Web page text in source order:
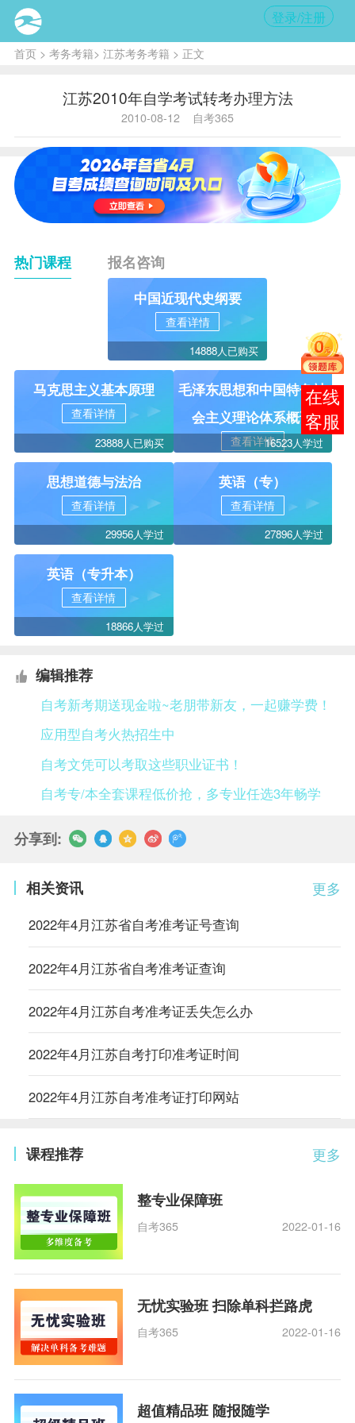
登录/注册
首页> 考务考籍> 江苏考务考籍 > 正文
江苏2010年自学考试转考办理方法
2010-08-12 自考365
热门课程 报名咨询
中国近现代史纲要
查看详情
14888人已购买
马克思主义基本原理
查看详情
23888人已购买
毛泽东思想和中国特色社
会主义理论体系概论
查看详情16523人学过
思想道德与法治
查看详情
29956人学过
英语（专）
查看详情
27896人学过
英语（专升本）
查看详情
18866人学过
编辑推荐
自考新考期送现金啦~老朋带新友，一起赚学费！
应用型自考火热招生中
自考文凭可以考取这些职业证书！
自考专/本全套课程低价抢，多专业任选3年畅学
分享到:
更多
相关资讯
2022年4月江苏省自考准考证号查询
2022年4月江苏省自考准考证查询
2022年4月江苏自考准考证丢失怎么办
2022年4月江苏自考打印准考证时间
2022年4月江苏自考准考证打印网站
更多
课程推荐
整专业保障班
自考365 2022-01-16
无忧实验班 扫除单科拦路虎
自考365 2022-01-16
超值精品班 随报随学
在线
客服